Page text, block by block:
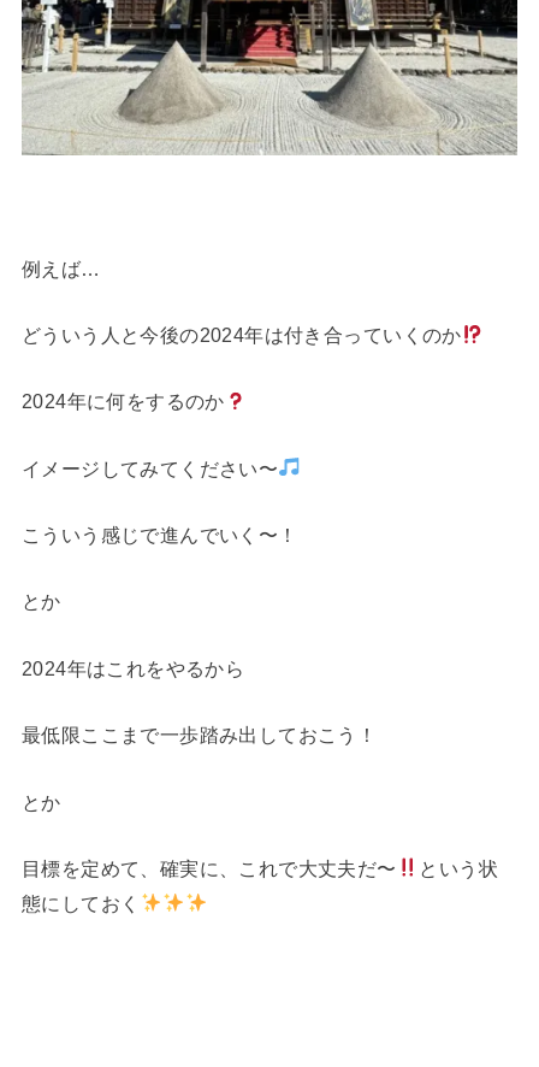
例えば…
どういう人と今後の2024年は付き合っていくのか
2024年に何をするのか
イメージしてみてください〜
こういう感じで進んでいく〜！
とか
2024年はこれをやるから
最低限ここまで一歩踏み出しておこう！
とか
目標を定めて、確実に、これで大丈夫だ〜
という状
態にしておく